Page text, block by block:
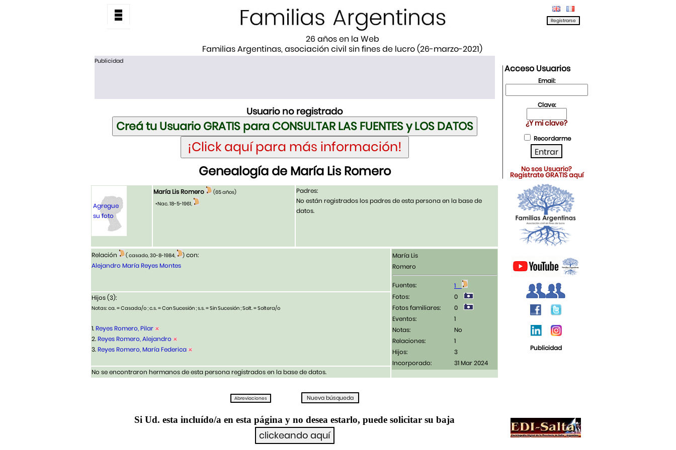
26 años en la Web
Familias Argentinas, asociación civil sin fines de lucro (26-marzo-2021)
Publicidad
Usuario no registrado
Genealogía de María Lis Romero
Agregue
su foto
María Lis Romero
(65 años)
•Nac. 18-5-1961,
Padres:
No están registrados los padres de esta persona en la base de
datos.
Relación ( casado, 30-8-1984, ) con:
Alejandro María Reyes Montes
María Lis
Romero
Fuentes:
1
Fotos:
0
Fotos familiares:
0
Eventos:
1
Notas:
No
Relaciones:
1
Hijos:
3
Incorporado:
31 Mar 2024
Hijos (3):
Notas: ca. = Casada/o ; c.s. = Con Sucesión ; s.s. = Sin Sucesión ; Solt. = Soltera/o
1.Reyes Romero, Pilar
2.Reyes Romero, Alejandro
3.Reyes Romero, María Federica
No se encontraron hermanos de esta persona registrados en la base de datos.
Si Ud. esta incluído/a en esta página y no desea estarlo, puede solicitar su baja
Acceso Usuarios
Email:
Clave:
¿Y mi clave?
Recordarme
No sos Usuario?
Registrate GRATIS aquí
Publicidad